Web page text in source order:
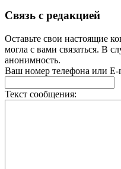
Связь с редакцией
Оставьте свои настоящие
могла с вами связаться. В
анонимность.
Ваш номер телефона или E-
Текст сообщения: